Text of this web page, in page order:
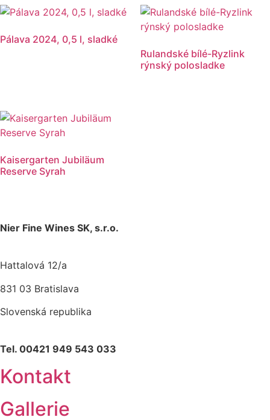
Pálava 2024, 0,5 l, sladké
Rulandské bílé-Ryzlink
rýnský polosladke
Kaisergarten Jubiläum
Reserve Syrah
Nier Fine Wines SK, s.r.o.
Hattalová 12/a
831 03 Bratislava
Slovenská republika
Tel. 00421 949 543 033
Kontakt
Gallerie